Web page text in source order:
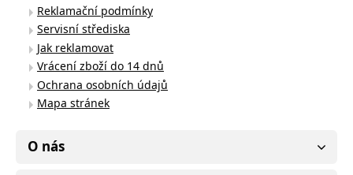
Reklamační podmínky
Servisní střediska
Jak reklamovat
Vrácení zboží do 14 dnů
Ochrana osobních údajů
Mapa stránek
O nás